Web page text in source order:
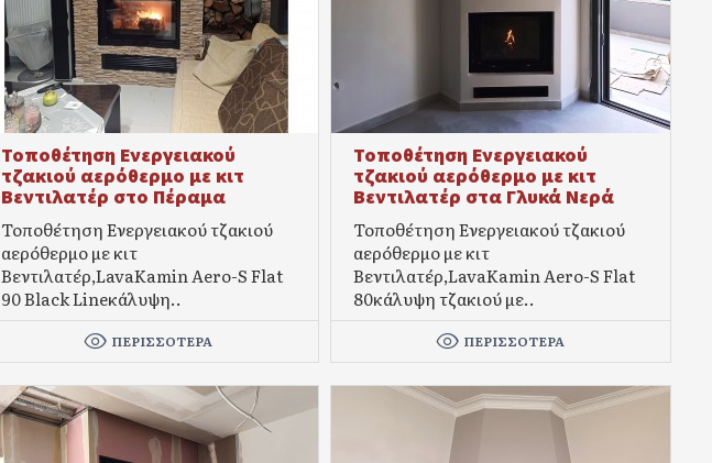
Τοποθέτηση Ενεργειακού
τζακιού αερόθερμο με κιτ
Βεντιλατέρ στο Πέραμα
Τοποθέτηση Ενεργειακού τζακιού
αερόθερμο με κιτ
Βεντιλατέρ,LavaKamin Aero-S Flat
90 Black Lineκάλυψη..
ΠΕΡΙΣΣΌΤΕΡΑ
Τοποθέτηση Ενεργειακού
τζακιού αερόθερμο με κιτ
Βεντιλατέρ στα Γλυκά Νερά
Τοποθέτηση Ενεργειακού τζακιού
αερόθερμο με κιτ
Βεντιλατέρ,LavaKamin Aero-S Flat
80κάλυψη τζακιού με..
ΠΕΡΙΣΣΌΤΕΡΑ